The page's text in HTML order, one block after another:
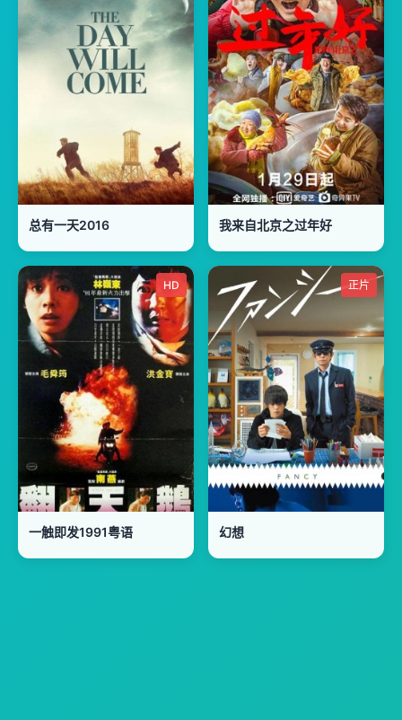
总有一天2016 我来自北京之过年好
HD
一触即发1991粤语
正片
幻想